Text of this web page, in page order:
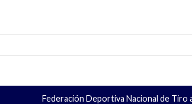
Federación Deportiva Nacional de Tiro